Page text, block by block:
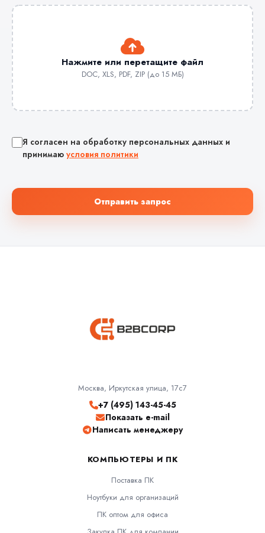
Нажмите или перетащите файл
DOC, XLS, PDF, ZIP (до 15 МБ)
Я согласен на обработку персональных данных и
принимаю условия политики
Отправить запрос
Москва, Иркутская улица, 17с7
+7 (495) 143-45-45
Показать e-mail
Написать менеджеру
КОМПЬЮТЕРЫ И ПК
Поставка ПК
Ноутбуки для организаций
ПК оптом для офиса